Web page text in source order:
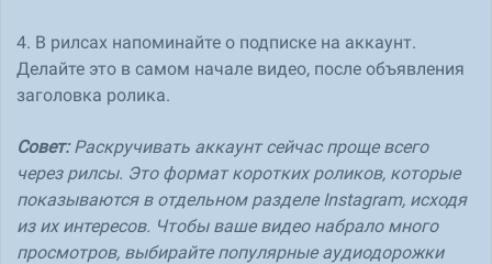
4. В рилсах напоминайте о подписке на аккаунт.
Делайте это в самом начале видео, после объявления
заголовка ролика.
Совет:Раскручивать аккаунт сейчас проще всего
через рилсы. Это формат коротких роликов, которые
показываются в отдельном разделе Instagram, исходя
из их интересов. Чтобы ваше видео набрало много
просмотров, выбирайте популярные аудиодорожки